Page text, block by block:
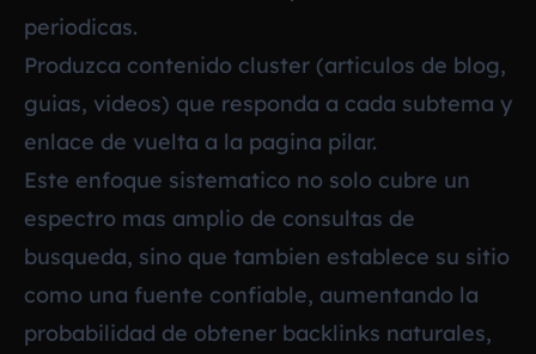
periodicas.
Produzca contenido cluster (articulos de blog,
guias, videos) que responda a cada subtema y
enlace de vuelta a la pagina pilar.
Este enfoque sistematico no solo cubre un
espectro mas amplio de consultas de
busqueda, sino que tambien establece su sitio
como una fuente confiable, aumentando la
probabilidad de obtener backlinks naturales,